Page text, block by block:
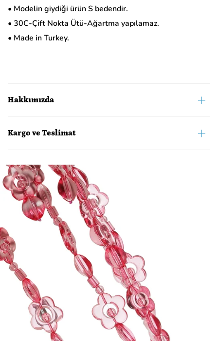
• Modelin giydiği ürün S bedendir.
• 30C-Çift Nokta Ütü-Ağartma yapılamaz.
• Made in Turkey.
Hakkımızda
Kargo ve Teslimat